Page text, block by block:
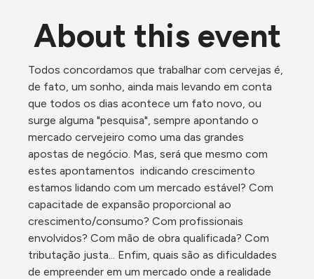
About this event
Todos concordamos que trabalhar com cervejas é,
de fato, um sonho, ainda mais levando em conta
que todos os dias acontece um fato novo, ou
surge alguma "pesquisa", sempre apontando o
mercado cervejeiro como uma das grandes
apostas de negócio. Mas, será que mesmo com
estes apontamentos  indicando crescimento
estamos lidando com um mercado estável? Com
capacitade de expansão proporcional ao
crescimento/consumo? Com profissionais
envolvidos? Com mão de obra qualificada? Com
tributação justa... Enfim, quais são as dificuldades
de empreender em um mercado onde a realidade